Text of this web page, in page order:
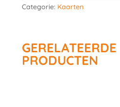
Categorie: Kaarten
GERELATEERDE
PRODUCTEN